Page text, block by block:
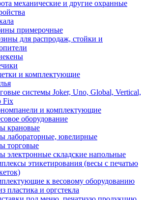
механические и другие охранные
примерочные
для распродаж, стойки и
и комплектующие
системы Joker, Uno, Global, Vertical,
Fix
и комплектующие
оборудование
крановые
лабораторные, ювелирные
торговые
электронные складские напольные
этикетирования (весы с печатью
к весовому оборудованию
пластика и оргстекла